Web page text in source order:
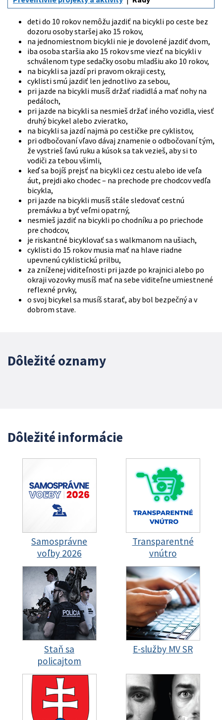
deti do 10 rokov nemôžu jazdiť na bicykli po ceste bez
dozoru osoby staršej ako 15 rokov,
na jednomiestnom bicykli nie je dovolené jazdiť dvom,
iba osoba staršia ako 15 rokov sme viezť na bicykli v
schválenom type sedačky osobu mladšiu ako 10 rokov,
na bicykli sa jazdí pri pravom okraji cesty,
cyklisti smú jazdiť len jednotlivo za sebou,
pri jazde na bicykli musíš držať riadidlá a mať nohy na
pedáloch,
pri jazde na bicykli sa nesmieš držať iného vozidla, viesť
druhý bicykel alebo zvieratko,
na bicykli sa jazdí najmä po cestičke pre cyklistov,
pri odbočovaní vľavo dávaj znamenie o odbočovaní tým,
že vystrieš ľavú ruku a kúsok sa tak vezieš, aby si to
vodiči za tebou všimli,
keď sa bojíš prejsť na bicykli cez cestu alebo ide veľa
áut, prejdi ako chodec – na prechode pre chodcov vedľa
bicykla,
pri jazde na bicykli musíš stále sledovať cestnú
premávku a byť veľmi opatrný,
nesmieš jazdiť na bicykli po chodníku a po priechode
pre chodcov,
je riskantné bicyklovať sa s walkmanom na ušiach,
cyklisti do 15 rokov musia mať na hlave riadne
upevnenú cyklistickú prilbu,
za zníženej viditeľnosti pri jazde po krajnici alebo po
okraji vozovky musíš mať na sebe viditeľne umiestnené
reflexné prvky,
o svoj bicykel sa musíš starať, aby bol bezpečný a v
dobrom stave.
Dôležité oznamy
Dôležité informácie
Samosprávne
voľby 2026
Transparentné
vnútro
Staň sa
policajtom
E-služby MV SR